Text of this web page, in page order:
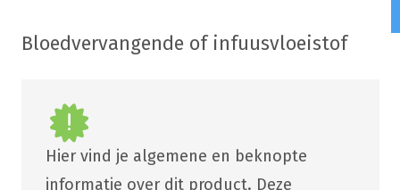
Bloedvervangende of infuusvloeistof
Hier vind je algemene en beknopte
informatie over dit product. Deze